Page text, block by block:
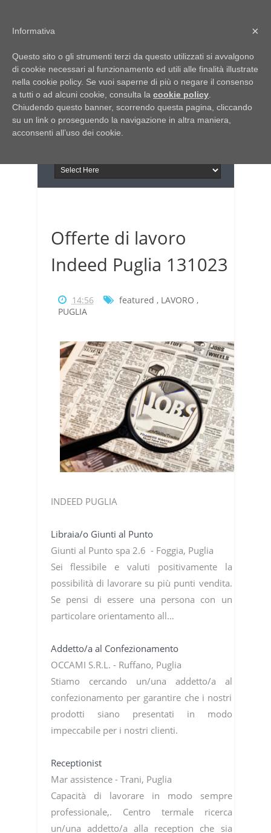
Italia Notizie
Giornale di Basilicata
Giornale di Puglia
INFORMAPUGLIA
Il portale n.1 del lavoro
in Puglia
Offerte di lavoro
Indeed Puglia 131023
14:56 featured , LAVORO ,
PUGLIA
INDEED PUGLIA
Libraia/o Giunti al Punto
Giunti al Punto spa 2.6 - Foggia, Puglia
Sei flessibile e valuti positivamente la
possibilità di lavorare su più punti vendita.
Se pensi di essere una persona con un
particolare orientamento all…
Addetto/a al Confezionamento
OCCAMI S.R.L. - Ruffano, Puglia
Stiamo cercando un/una addetto/a al
confezionamento per garantire che i nostri
prodotti siano presentati in modo
impeccabile per i nostri clienti.
Receptionist
Mar assistence - Trani, Puglia
Capacità di lavorare in modo sempre
professionale,. Centro termale ricerca
un/una addetto/a alla reception che sia
×
Informativa
Questo sito o gli strumenti terzi da questo utilizzati si avvalgono
di cookie necessari al funzionamento ed utili alle finalità illustrate
nella cookie policy. Se vuoi saperne di più o negare il consenso
a tutti o ad alcuni cookie, consulta la cookie policy
Chiudendo questo banner, scorrendo questa pagina, cliccando
su un link o proseguendo la navigazione in altra maniera,
acconsenti all’uso dei cookie.